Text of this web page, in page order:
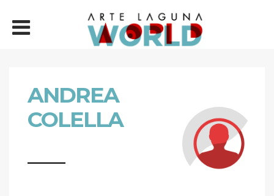
ANDREA
COLELLA